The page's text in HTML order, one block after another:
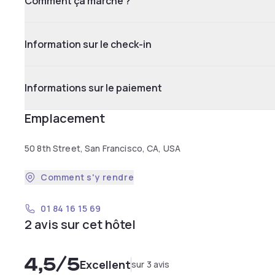
Information sur le check-in
Informations sur le paiement
Emplacement
50 8th Street, San Francisco, CA, USA
Comment s'y rendre
01 84 16 15 69
2 avis sur cet hôtel
4,5/5Excellentsur 3 avis